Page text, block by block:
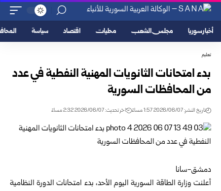
أخبار سوريا مجلس الشعب محليات اقتصاد سياسة
تعليم
بدء امتحانات الثانويات المهنية النفطية في عدد
من ‏المحافظات السورية
تاريخ النشر: 2026/06/07 1:57 مساءً اخر تحديث: 2026/06/07 2:32 مساءً
دمشق-سانا
أعلنت وزارة الطاقة السورية اليوم الأحد، بدء ‏امتحانات الدورة النظامية